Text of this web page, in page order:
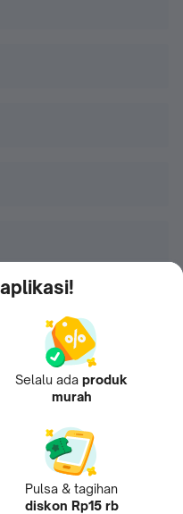
Selalu ada produk
murah
Pulsa & tagihan
diskon Rp15 rb